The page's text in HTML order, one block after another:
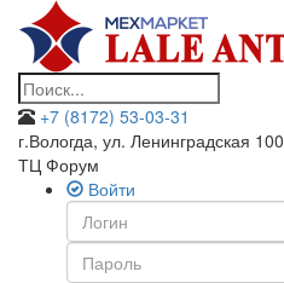
+7 (8172) 53-03-31
г.Вологда, ул. Ленинградская 100
ТЦ Форум
Войти